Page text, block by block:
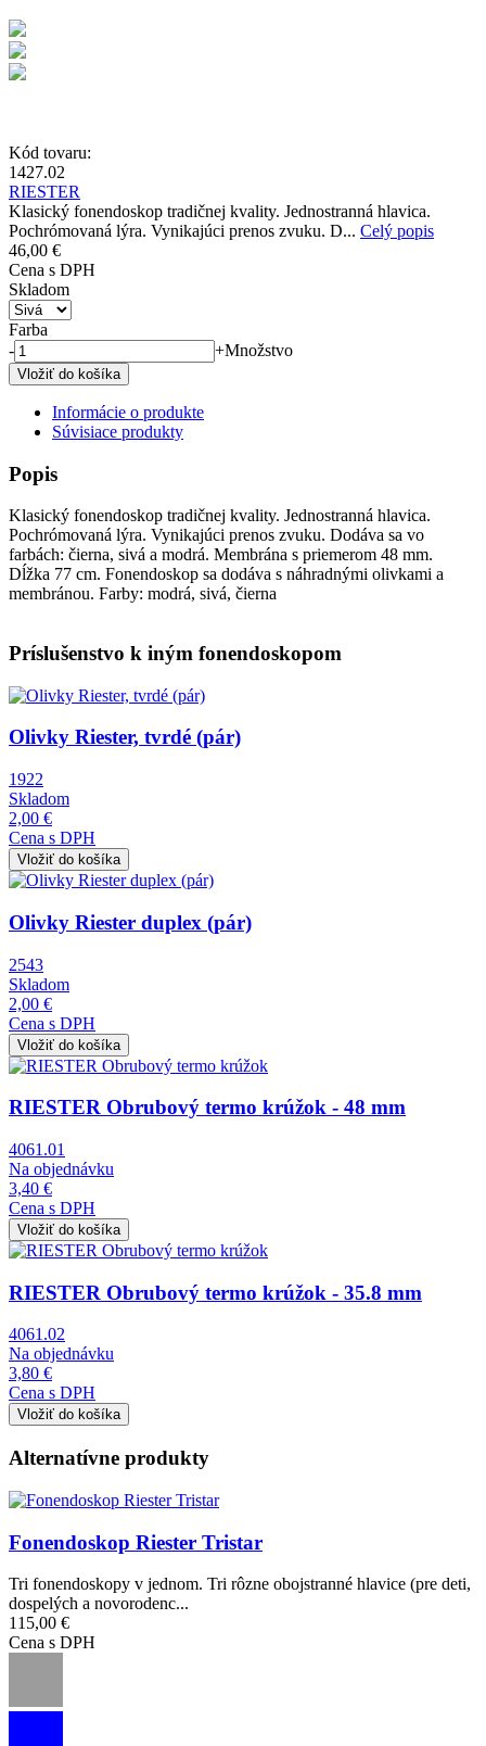
Kód tovaru:
1427.02
RIESTER
Klasický fonendoskop tradičnej kvality. Jednostranná hlavica.
Pochrómovaná lýra. Vynikajúci prenos zvuku. D... Celý popis
46,00 €
Cena s DPH
Skladom
Farba
-
+Množstvo
Informácie o produkte
Súvisiace produkty
Popis
Klasický fonendoskop tradičnej kvality. Jednostranná hlavica.
Pochrómovaná lýra. Vynikajúci prenos zvuku. Dodáva sa vo
farbách: čierna, sivá a modrá. Membrána s priemerom 48 mm.
Dĺžka 77 cm. Fonendoskop sa dodáva s náhradnými olivkami a
membránou. Farby: modrá, sivá, čierna
Príslušenstvo k iným fonendoskopom
Obrázok
Olivky Riester, tvrdé (pár)
1922
Skladom
2,00 €
Cena s DPH
Obrázok
Olivky Riester duplex (pár)
2543
Skladom
2,00 €
Cena s DPH
Obrázok
RIESTER Obrubový termo krúžok - 48 mm
4061.01
Na objednávku
3,40 €
Cena s DPH
Obrázok
RIESTER Obrubový termo krúžok - 35.8 mm
4061.02
Na objednávku
3,80 €
Cena s DPH
Alternatívne produkty
Obrázok
Fonendoskop Riester Tristar
Tri fonendoskopy v jednom. Tri rôzne obojstranné hlavice (pre deti,
dospelých a novorodenc...
115,00 €
Cena s DPH